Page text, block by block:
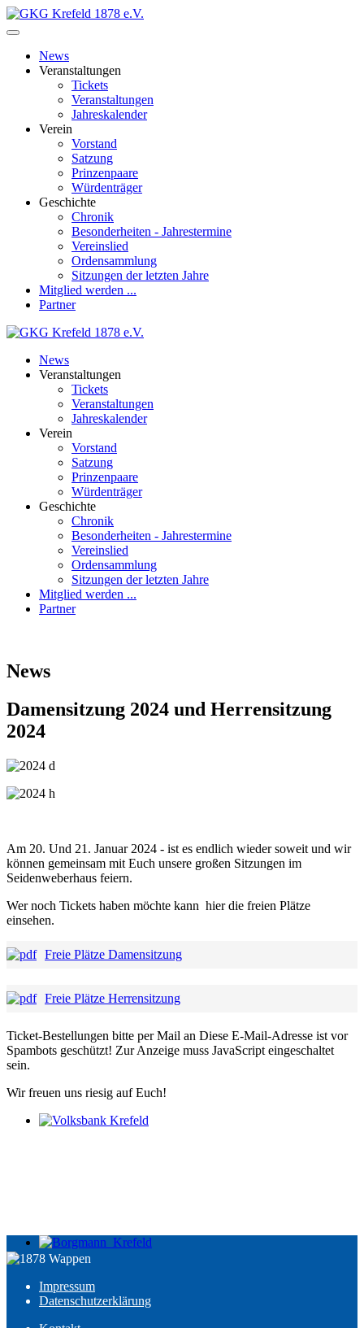
News
Veranstal­tungen
Tickets
Veranstal­tungen
Jahres­kalender
Verein
Vorstand
Satzung
Prinzenpaare
Würdenträger
Geschichte
Chronik
Besonder­heiten - Jahres­termine
Vereinslied
Orden­sammlung
Sitzungen der letzten Jahre
Mitglied werden ...
Partner
News
Veranstal­tungen
Tickets
Veranstal­tungen
Jahres­kalender
Verein
Vorstand
Satzung
Prinzenpaare
Würdenträger
Geschichte
Chronik
Besonder­heiten - Jahres­termine
Vereinslied
Orden­sammlung
Sitzungen der letzten Jahre
Mitglied werden ...
Partner
News
Damensitzung 2024 und Herrensitzung
2024
Am 20. Und 21. Januar 2024 - ist es endlich wieder soweit und wir
können gemeinsam mit Euch unsere großen Sitzungen im
Seidenweberhaus feiern.
Wer noch Tickets haben möchte kann hier die freien Plätze
einsehen.
Freie Plätze Damensitzung
Freie Plätze Herrensitzung
Ticket-Bestellungen bitte per Mail an Diese E-Mail-Adresse ist vor
Spambots geschützt! Zur Anzeige muss JavaScript eingeschaltet
sein.
Wir freuen uns riesig auf Euch!
Impressum
Daten­schutz­erklärung